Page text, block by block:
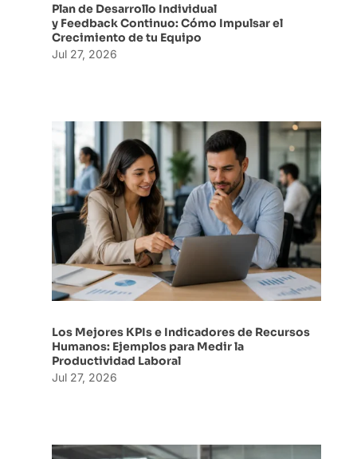
Plan de Desarrollo Individual
y Feedback Continuo: Cómo Impulsar el
Crecimiento de tu Equipo
Jul 27, 2026
Los Mejores KPIs e Indicadores de Recursos
Humanos: Ejemplos para Medir la
Productividad Laboral
Jul 27, 2026